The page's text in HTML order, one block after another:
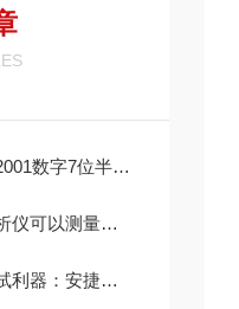
数字7位半万用表
的参数有以下几种
相噪分析仪核心价值解析